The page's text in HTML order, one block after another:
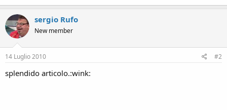
sergio Rufo
New member
14 Luglio 2010 #2
splendido articolo.:wink: